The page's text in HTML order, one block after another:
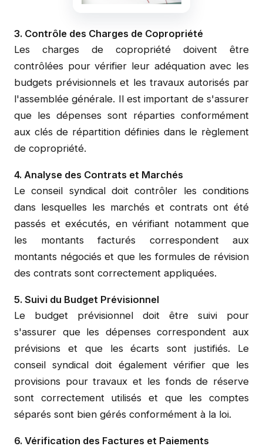
3. Contrôle des Charges de Copropriété
Les charges de copropriété doivent être
contrôlées pour vérifier leur adéquation avec les
budgets prévisionnels et les travaux autorisés par
l'assemblée générale. Il est important de s'assurer
que les dépenses sont réparties conformément
aux clés de répartition définies dans le règlement
de copropriété.
4. Analyse des Contrats et Marchés
Le conseil syndical doit contrôler les conditions
dans lesquelles les marchés et contrats ont été
passés et exécutés, en vérifiant notamment que
les montants facturés correspondent aux
montants négociés et que les formules de révision
des contrats sont correctement appliquées.
5. Suivi du Budget Prévisionnel
Le budget prévisionnel doit être suivi pour
s'assurer que les dépenses correspondent aux
prévisions et que les écarts sont justifiés. Le
conseil syndical doit également vérifier que les
provisions pour travaux et les fonds de réserve
sont correctement utilisés et que les comptes
séparés sont bien gérés conformément à la loi.
6. Vérification des Factures et Paiements